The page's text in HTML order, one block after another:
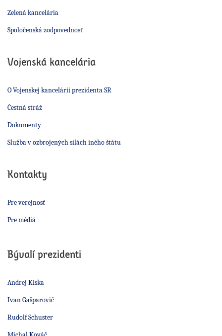
Zelená kancelária
Spoločenská zodpovednosť
Vojenská kancelária
O Vojenskej kancelárii prezidenta SR
Čestná stráž
Dokumenty
Služba v ozbrojených silách iného štátu
Kontakty
Pre verejnosť
Pre médiá
Bývalí prezidenti
Andrej Kiska
Ivan Gašparovič
Rudolf Schuster